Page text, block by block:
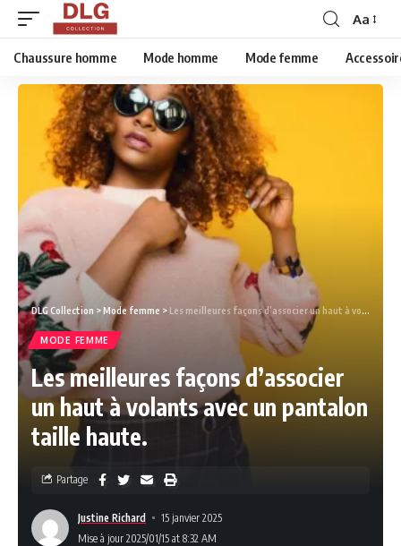
Aa
Chaussure homme Mode homme Mode femme
DLG Collection >Mode femme > Les meilleures façons d’associer un haut à volants avec un pantalon taille haute.
MODE FEMME
Les meilleures façons d’associer
un haut à volants avec un pantalon
taille haute.
Justine Richard
15 janvier 2025
Mise à jour 2025/01/15 at 8:32 AM
Partage